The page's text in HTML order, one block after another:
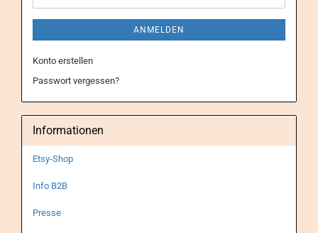
ANMELDEN
Konto erstellen
Passwort vergessen?
Informationen
Etsy-Shop
Info B2B
Presse